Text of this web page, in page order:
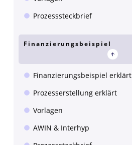
Prozesssteckbrief
Finanzierungsbeispiel
Finanzierungsbeispiel erklärt
Prozesserstellung erklärt
Vorlagen
AWIN & Interhyp